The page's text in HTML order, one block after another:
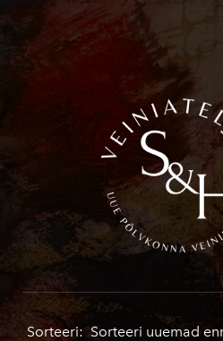
Sorteeri: